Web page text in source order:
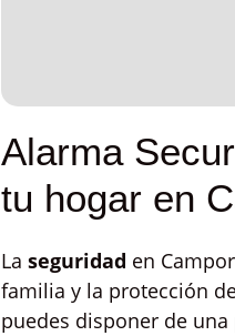
Alarma
tu hogar en
La seguridad en
familia y la protección
puedes disponer de una